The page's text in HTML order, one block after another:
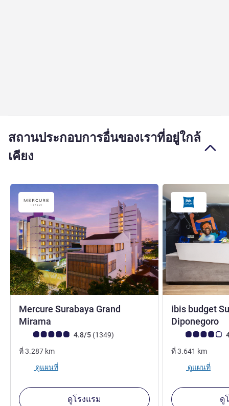
สถานประกอบการอื่นของเราที่อยู่ใกล้
เคียง
Mercure Surabaya Grand
Mirama
คะแนนความคิดเห็นจากแขก (เรทติ้งบน ALL)
4.8/5 (1349รีวิว รายการ
)
ที่3.287 km
ดูแผนที่
ดูโรงแรม
ibis budget
Diponegoro
คะแนนความคิดเ
ที่3.641 km
ดูแผนที่
ดู